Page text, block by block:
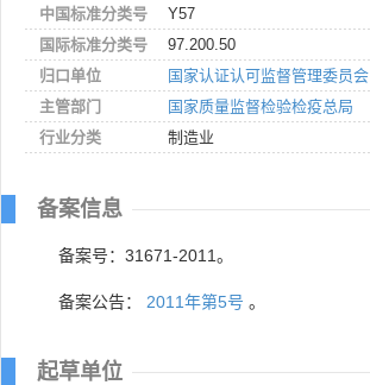
中国标准分类号
Y57
国际标准分类号
97.200.50
归口单位
国家认证认可监督管理委员会
主管部门
国家质量监督检验检疫总局
行业分类
制造业
备案信息
备案号：31671-2011。
备案公告： 2011年第5号 。
起草单位